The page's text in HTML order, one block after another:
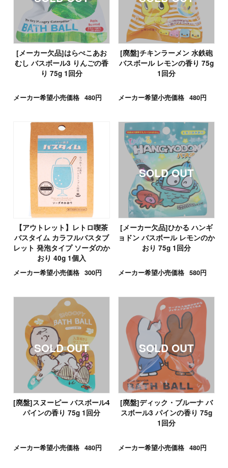
[メーカー欠品]はらぺこあお
むし バスボール3 りんごの香
り 75g 1回分
メーカー希望小売価格 480円
[廃盤]チキンラーメン 水鉄砲
バスボール レモンの香り 75g
1回分
メーカー希望小売価格 480円
【アウトレット】レトロ喫茶
バスタイム カラフルバスタブ
レット 発泡タイプ ソーダのか
おり 40g 1個入
メーカー希望小売価格 300円
[メーカー欠品]ひかる ハンギ
ョドン バスボール レモンのか
おり 75g 1回分
メーカー希望小売価格 580円
[廃盤]スヌーピー バスボール4
パインの香り 75g 1回分
メーカー希望小売価格 480円
[廃盤]ディック・ブルーナ バ
スボール3 パインの香り 75g
1回分
メーカー希望小売価格 480円